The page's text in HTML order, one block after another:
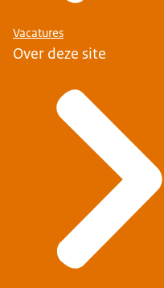
Vacatures
Over deze site